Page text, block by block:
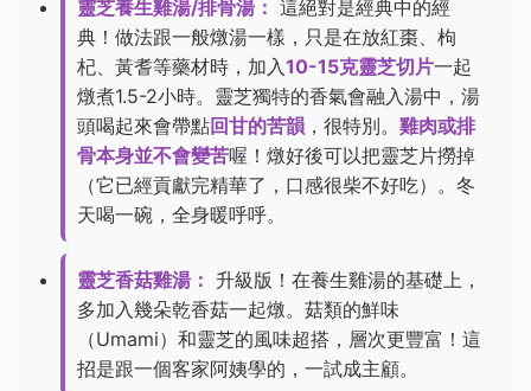
靈芝養生雞湯/排骨湯： 這絕對是經典中的經
典！做法跟一般燉湯一樣，只是在放紅棗、枸
杞、黃耆等藥材時，加入10-15克靈芝切片一起
燉煮1.5-2小時。靈芝獨特的香氣會融入湯中，湯
頭喝起來會帶點回甘的苦韻 ，很特別。 雞肉或排
骨本身並不會變苦喔！燉好後可以把靈芝片撈掉
（它已經貢獻完精華了，口感很柴不好吃）。冬
天喝一碗，全身暖呼呼。
靈芝香菇雞湯： 升級版！在養生雞湯的基礎上，
多加入幾朵乾香菇一起燉。菇類的鮮味
（Umami）和靈芝的風味超搭，層次更豐富！這
招是跟一個客家阿姨學的，一試成主顧。